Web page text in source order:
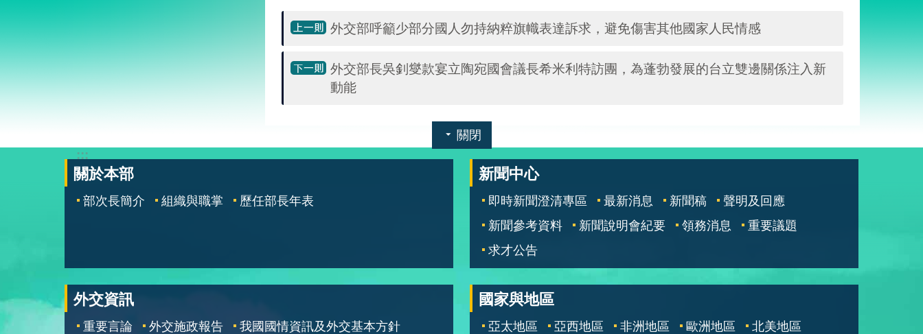
外交部呼籲少部分國人勿持納粹旗幟表達訴求，避免傷害其他國家人民情感
外交部長吳釗燮款宴立陶宛國會議長希米利特訪團，為蓬勃發展的台立雙邊關係注入新
動能
關閉
:::
關於本部
部次長簡介 組織與職掌 歷任部長年表
新聞中心
即時新聞澄清專區 最新消息 新聞稿
聲明及回應
新聞參考資料
新聞說明會紀要 領務消息
重要議題
求才公告
外交資訊
重要言論 外交施政報告
我國國情資訊及外交基本方針
國家與地區
亞太地區 亞西地區 非洲地區 歐洲地區
北美地區